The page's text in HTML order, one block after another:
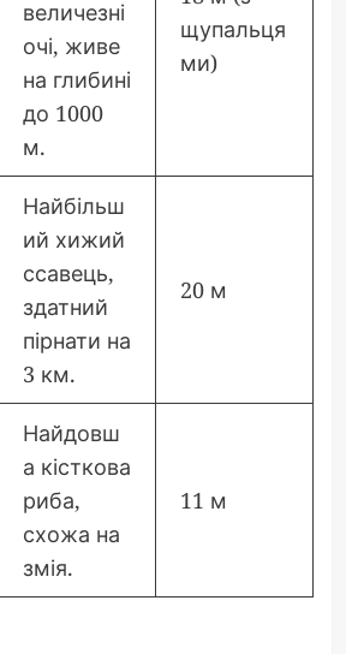
величезні
очі, живе
на глибині
до 1000
м.
щупальця
ми)
Найбільш
ий хижий
ссавець,
здатний
пірнати на
3 км.
20 м
Найдовш
а кісткова
риба,
схожа на
змія.
11 м